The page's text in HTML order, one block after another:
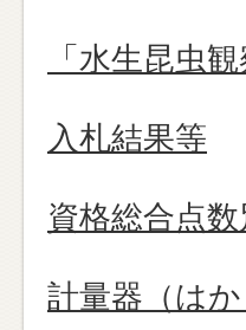
「水生昆虫
入札結果等
資格総合点
計量器（は